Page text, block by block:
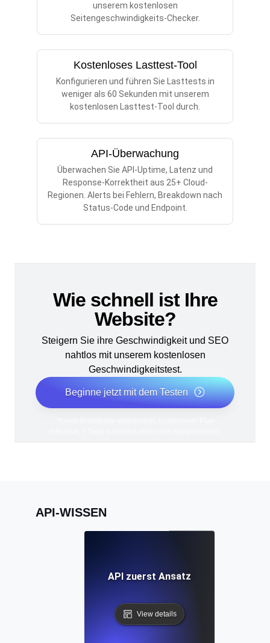
unserem kostenlosen
Seitengeschwindigkeits-Checker.
Kostenloses Lasttest-Tool
Konfigurieren und führen Sie Lasttests in
weniger als 60 Sekunden mit unserem
kostenlosen Lasttest-Tool durch.
API-Überwachung
Überwachen Sie API-Uptime, Latenz und
Response-Korrektheit aus 25+ Cloud-
Regionen. Alerts bei Fehlern, Breakdown nach
Status-Code und Endpoint.
Wie schnell ist Ihre
Website?
Steigern Sie ihre Geschwindigkeit und SEO
nahtlos mit unserem kostenlosen
Geschwindigkeitstest.
Beginne jetzt mit dem Testen
API-WISSEN
API zuerst Ansatz
View details